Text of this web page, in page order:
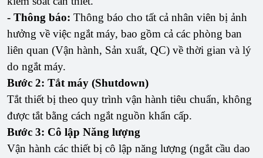
- Thông báo: Thông báo cho tất cả nhân viên bị ảnh
hưởng về việc ngắt máy, bao gồm cả các phòng ban
liên quan (Vận hành, Sản xuất, QC) về thời gian và lý
do ngắt máy.
Bước 2: Tắt máy (Shutdown)
Tắt thiết bị theo quy trình vận hành tiêu chuẩn, không
được tắt bằng cách ngắt nguồn khẩn cấp.
Bước 3: Cô lập Năng lượng
Vận hành các thiết bị cô lập năng lượng (ngắt cầu dao